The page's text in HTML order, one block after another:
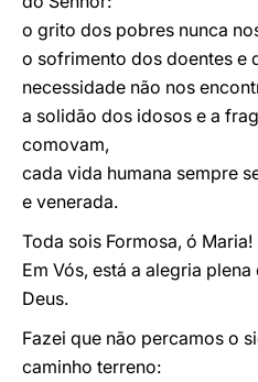
o grito dos pobres nunca
o sofrimento dos doentes e
necessidade não nos
a solidão dos idosos e a
comovam,
cada vida humana sempre
e venerada.
Toda sois Formosa, ó Maria!
Em Vós, está a alegria
Deus.
Fazei que não percamos o
caminho terreno: